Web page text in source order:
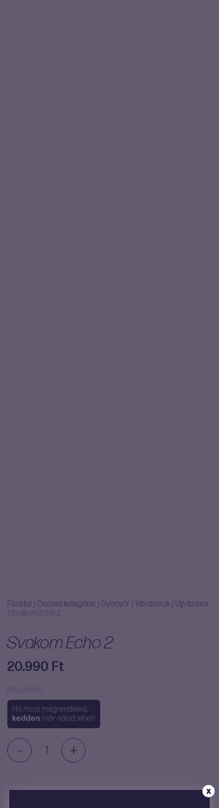
Főoldal / Összes kategória / Gyönyör / Vibrátorok / Ujjvibrátor
/ Svakom Echo 2
Svakom Echo 2
20.990 Ft
Készleten
Ha most megrendeled,
kedden már nálad lehet!
-
Svakom +
X